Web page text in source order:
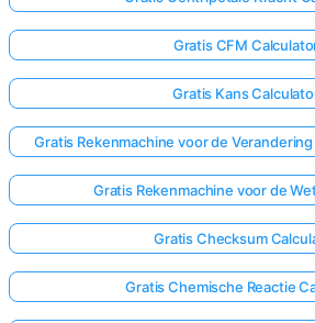
Gratis CFM
Gratis Kans
Gratis Rekenmachine voor de
Gratis Rekenmachine voor de
Gratis Checksum
Gratis Chemische Reactie